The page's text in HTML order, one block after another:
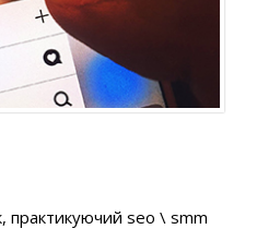
практикуючий seo \ smm